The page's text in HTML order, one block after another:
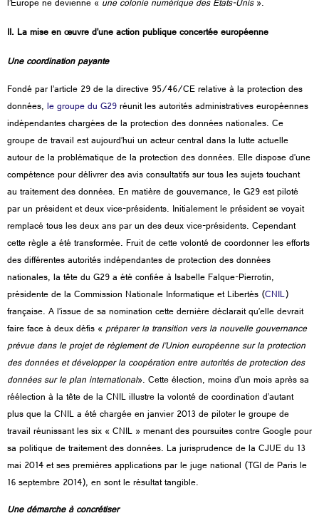
l’Europe ne devienne « une colonie numérique des Etats-Unis».
II. La mise en œuvre d’une action publique concertée européenne
Une coordination payante
Fondé par l’article 29 de la directive 95/46/CE relative à la protection des
données,le groupe du G29réunit les autorités administratives européennes
indépendantes chargées de la protection des données nationales. Ce
groupe de travail est aujourd’hui un acteur central dans la lutte actuelle
autour de la problématique de la protection des données. Elle dispose d’une
compétence pour délivrer des avis consultatifs sur tous les sujets touchant
au traitement des données. En matière de gouvernance, le G29 est piloté
par un président et deux vice-présidents. Initialement le président se voyait
remplacé tous les deux ans par un des deux vice-présidents. Cependant
cette règle a été transformée. Fruit de cette volonté de coordonner les efforts
des différentes autorités indépendantes de protection des données
nationales, la tête du G29 a été confiée à Isabelle Falque-Pierrotin,
présidente de la Commission Nationale Informatique et Libertés (CNIL)
française. A l’issue de sa nomination cette dernière déclarait qu’elle devrait
faire face à deux défis «préparer la transition vers la nouvelle gouvernance
prévue dans le projet de règlement de l’Union européenne sur la protection
des données et développer la coopération entre autorités de protection des
données sur le plan international». Cette élection, moins d’un mois après sa
réélection à la tête de la CNIL illustre la volonté de coordination d’autant
plus que la CNIL a été chargée en janvier 2013 de piloter le groupe de
travail réunissant les six « CNIL » menant des poursuites contre Google pour
sa politique de traitement des données. La jurisprudence de la CJUE du 13
mai 2014 et ses premières applications par le juge national (TGI de Paris le
16 septembre 2014), en sont le résultat tangible.
Une démarche à concrétiser